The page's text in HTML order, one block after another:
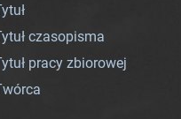
czasopisma
pracy zbiorowej